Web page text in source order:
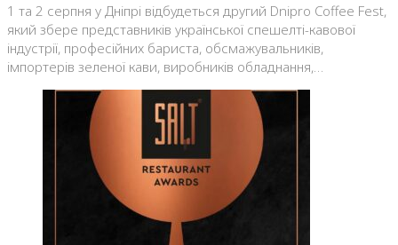
1 та 2 серпня у Дніпрі відбудеться другий Dnipro Coffee Fest,
який збере представників української спешелті-кавової
індустрії, професійних бариста, обсмажувальників,
імпортерів зеленої кави, виробників обладнання,…